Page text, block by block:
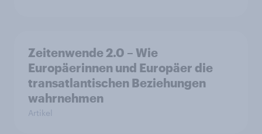
Zeitenwende 2.0 – Wie
Europäerinnen und Europäer die
transatlantischen Beziehungen
wahrnehmen
Artikel